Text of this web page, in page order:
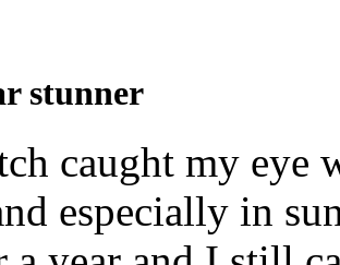
stunner
caught my eye
especially in